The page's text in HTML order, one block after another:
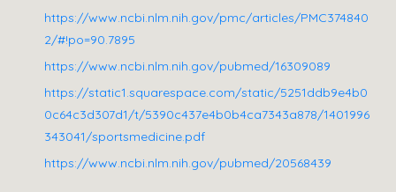
https://www.ncbi.nlm.nih.gov/pmc/articles/PMC374840
2/#!po=90.7895
https://www.ncbi.nlm.nih.gov/pubmed/16309089
https://static1.squarespace.com/static/5251ddb9e4b0
0c64c3d307d1/t/5390c437e4b0b4ca7343a878/1401996
343041/sportsmedicine.pdf
https://www.ncbi.nlm.nih.gov/pubmed/20568439